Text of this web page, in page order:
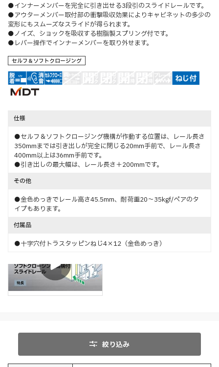
●インナーメンバーを完全に引き出せる3段引のスライドレールです。
●アウターメンバー取付部の衝撃吸収効果によりキャビネットの多少の
変形にもスムーズなスライドが得られます。
●ノイズ、ショックを吸収する樹脂製スプリング付です。
●レバー操作でインナーメンバーを取り外せます。
セルフ＆ソフトクロージング
仕様
●セルフ＆ソフトクロージング機構が作動する位置は、レール長さ
350mmまでは引き出しが完全に閉じる20mm手前で、レール長さ
400mm以上は36mm手前です。
●引き出しの最大幅は、レール長さ＋200mmです。
その他
●金色めっきでレール高さ45.5mm、耐荷重20～35kgf/ペアのタ
イプもあります。
付属品
●十字穴付トラスタッピンねじ4×12（金色めっき）
特長
スライドレールの動き
絞り込み